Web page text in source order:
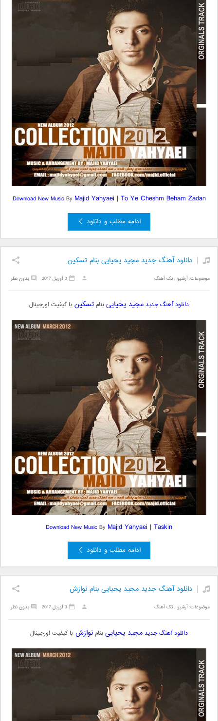
Download New MusicBy Majid Yahyaei | To Ye Cheshm Beham Zadan
ادامه مطلب و دانلود
دانلود آهنگ جدید مجید یحیایی بنام تسکین
موضوعات:آرشیو ,تک آهنگ بدون نظر 3 آوریل 2017
دانلود آهنگ جدید مجید یحیاییبنامتسکین با کیفیت اورجینال
Download New MusicBy Majid Yahyaei | Taskin
ادامه مطلب و دانلود
دانلود آهنگ جدید مجید یحیایی بنام نوازش
موضوعات:آرشیو ,تک آهنگ بدون نظر 3 آوریل 2017
دانلود آهنگ جدید مجید یحیاییبنامنوازش با کیفیت اورجینال